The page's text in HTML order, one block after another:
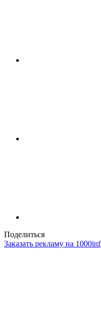
Поделиться
Заказать рекламу на 1000inf